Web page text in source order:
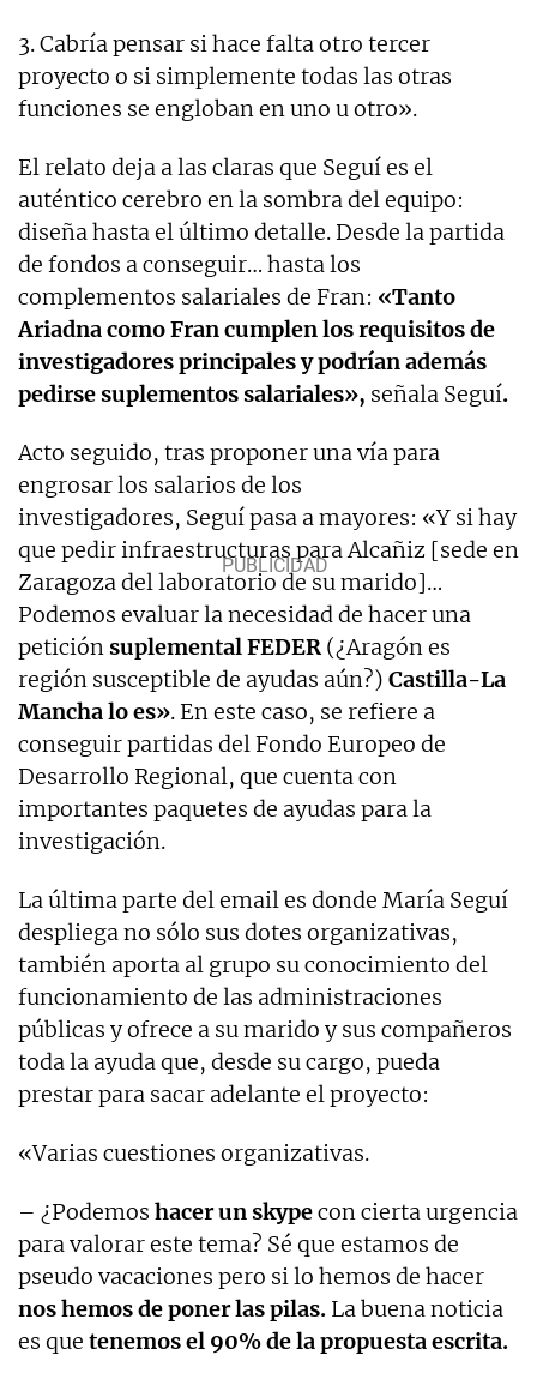
3. Cabría pensar si hace falta otro tercer
proyecto o si simplemente todas las otras
funciones se engloban en uno u otro».
El relato deja a las claras que Seguí es el
auténtico cerebro en la sombra del equipo:
diseña hasta el último detalle. Desde la partida
de fondos a conseguir… hasta los
complementos salariales de Fran: «Tanto
Ariadna como Fran cumplen los requisitos de
investigadores principales y podrían además
pedirse suplementos salariales», señala Seguí.
Acto seguido, tras proponer una vía para
engrosar los salarios de los
investigadores, Seguí pasa a mayores: «Y si hay
que pedir infraestructuras para Alcañiz [sede en
Zaragoza del laboratorio de su marido]…
Podemos evaluar la necesidad de hacer una
petición suplemental FEDER (¿Aragón es
región susceptible de ayudas aún?) Castilla-La
Mancha lo es». En este caso, se refiere a
conseguir partidas del Fondo Europeo de
Desarrollo Regional, que cuenta con
importantes paquetes de ayudas para la
investigación.
La última parte del email es donde María Seguí
despliega no sólo sus dotes organizativas,
también aporta al grupo su conocimiento del
funcionamiento de las administraciones
públicas y ofrece a su marido y sus compañeros
toda la ayuda que, desde su cargo, pueda
prestar para sacar adelante el proyecto:
«Varias cuestiones organizativas.
– ¿Podemos hacer un skypecon cierta urgencia
para valorar este tema? Sé que estamos de
pseudo vacaciones pero si lo hemos de hacer
nos hemos de poner las pilas. La buena noticia
es que tenemos el 90% de la propuesta escrita.